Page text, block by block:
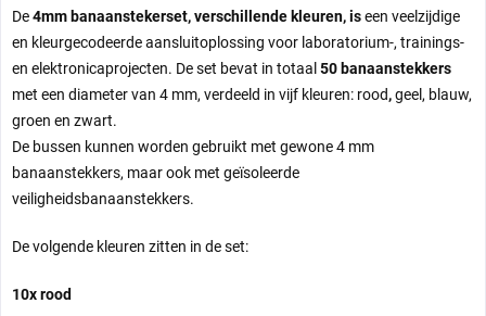
De4mm banaanstekerset, verschillende kleuren, iseen veelzijdige
en kleurgecodeerde aansluitoplossing voor laboratorium-, trainings-
en elektronicaprojecten. De set bevat in totaal 50 banaanstekkers
met een diameter van 4 mm, verdeeld in vijf kleuren: rood,geel, blauw,
groen en zwart.
De bussen kunnen worden gebruikt met gewone 4 mm
banaanstekkers, maar ook met geïsoleerde
veiligheidsbanaanstekkers.
De volgende kleuren zitten in de set:
10x rood